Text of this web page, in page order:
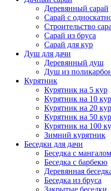
Деревянный сарай
Cарай с
Строительство
Сарай из бруса
Сарай для кур
Душ для дачи
Деревянный душ
Душ из
Курятник
Курятник на 5 кур
Курятник на 10 кур
Курятник на 20 кур
Курятник на 50 кур
Курятник на 100
Зимний курятник
Беседки для дачи
Беседка с мангалом
Беседка с барбекю
Деревянная
Беседка из бруса
Закрытые беседки